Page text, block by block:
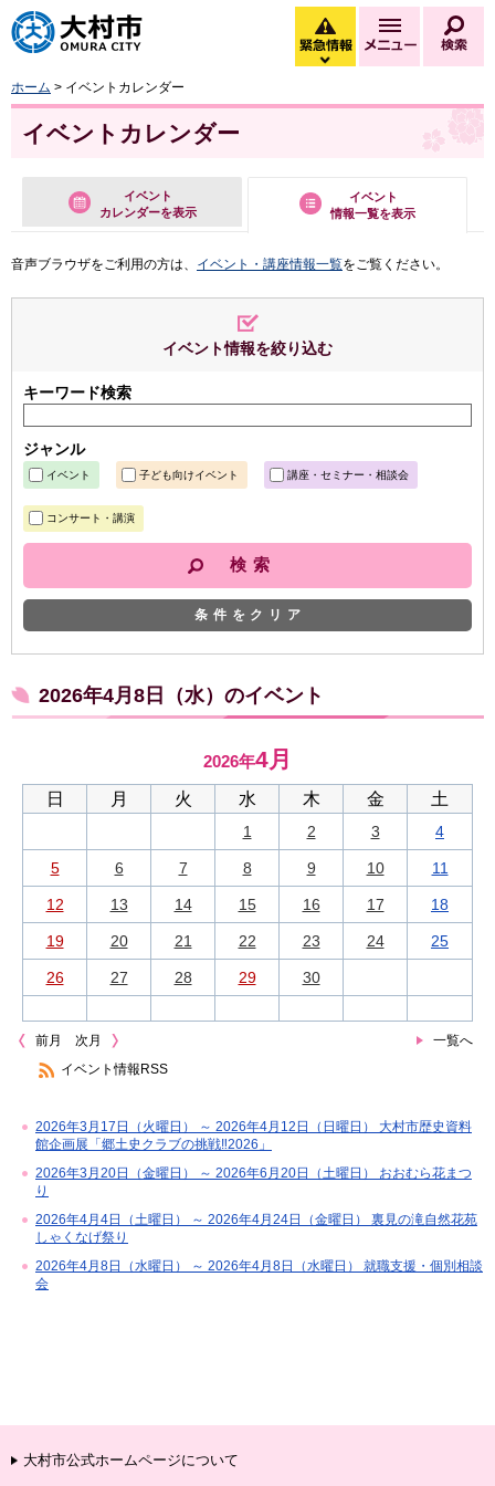
大村市
緊急情報
緊急情報を開く
メニュー
ホーム > イベントカレンダー
イベントカレンダー
イベント
カレンダーを表示
イベント
情報一覧を表示
音声ブラウザをご利用の方は、 イベント・講座情報一覧をご覧ください。
イベント情報を絞り込む
キーワード検索
ジャンル
イベント 子ども向けイベント 講座・セミナー・相談会
コンサート・講演
条件をクリア
2026年4月8日（水）のイベント
2026年4月
日 月 火 水 木 金 土
1 2 3 4
5 6 7 8 9 10 11
12 13 14 15 16 17 18
19 20 21 22 23 24 25
26 27 28 29 30
前月 一覧へ
次月
イベント情報RSS
2026年3月17日（火曜日） ～ 2026年4月12日（日曜日） 大村市歴史資料
館企画展「郷土史クラブの挑戦‼2026」
2026年3月20日（金曜日） ～ 2026年6月20日（土曜日） おおむら花まつ
り
2026年4月4日（土曜日） ～ 2026年4月24日（金曜日） 裏見の滝自然花苑
しゃくなげ祭り
2026年4月8日（水曜日） ～ 2026年4月8日（水曜日） 就職支援・個別相談
会
大村市公式ホームページについて